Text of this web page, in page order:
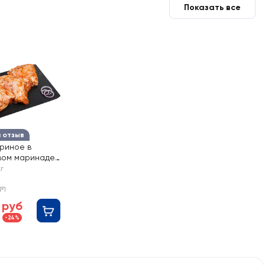
Показать все
отзыв
в
маринаде
руб
-24%